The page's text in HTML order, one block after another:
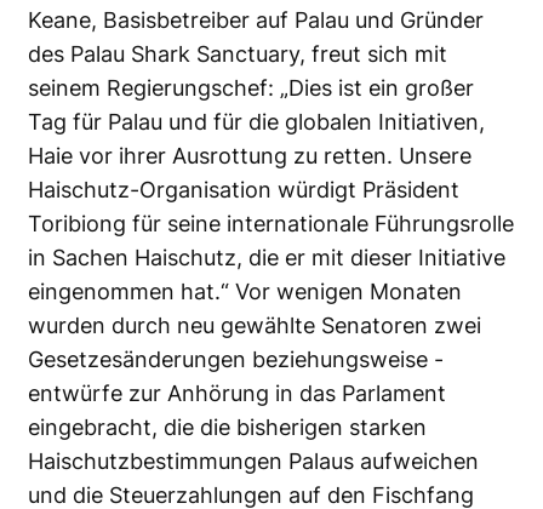
Keane, Basisbetreiber auf Palau und Gründer
des Palau Shark Sanctuary, freut sich mit
seinem Regierungschef: „Dies ist ein großer
Tag für Palau und für die globalen Initiativen,
Haie vor ihrer Ausrottung zu retten. Unsere
Haischutz-Organisation würdigt Präsident
Toribiong für seine internationale Führungsrolle
in Sachen Haischutz, die er mit dieser Initiative
eingenommen hat.“ Vor wenigen Monaten
wurden durch neu gewählte Senatoren zwei
Gesetzesänderungen beziehungsweise -
entwürfe zur Anhörung in das Parlament
eingebracht, die die bisherigen starken
Haischutzbestimmungen Palaus aufweichen
und die Steuerzahlungen auf den Fischfang